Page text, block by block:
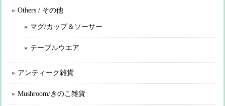
Others / その他
マグ/カップ＆ソーサー
テーブルウエア
アンティーク雑貨
Mushroom/きのこ雑貨